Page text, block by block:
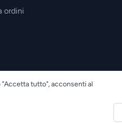
ordini
"Accetta tutto", acconsenti al